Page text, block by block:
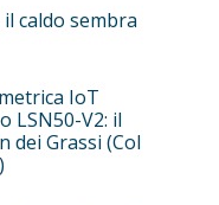
caldo sembra
IoT
LSN50-V2: il
dei Grassi (Col